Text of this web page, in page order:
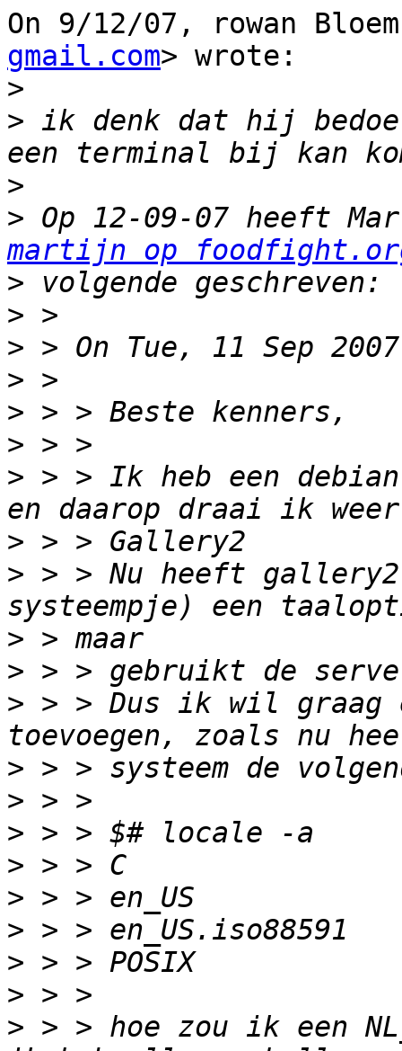
On 9/12/07, rowan
gmail.com> wrote:
>
> ik denk dat hij
>
>
martijn op
>
>
>
>
>
>
> > > Ik heb een
>
> > > Nu heeft gallery2
>
>
> > > Dus ik wil graag
>
>
>
>
>
>
>
>
> > > hoe zou ik een